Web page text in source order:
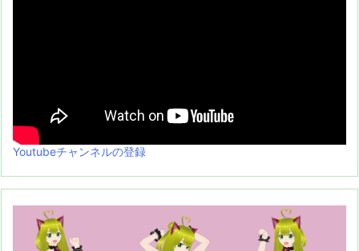
Youtubeチャンネルの登録